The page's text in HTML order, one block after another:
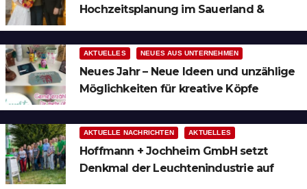
Hochzeitsplanung im Sauerland &
AKTUELLES NEUES AUS UNTERNEHMEN
Neues Jahr – Neue Ideen und unzählige
Möglichkeiten für kreative Köpfe
AKTUELLE NACHRICHTEN AKTUELLES
Hoffmann + Jochheim GmbH setzt
Denkmal der Leuchtenindustrie auf